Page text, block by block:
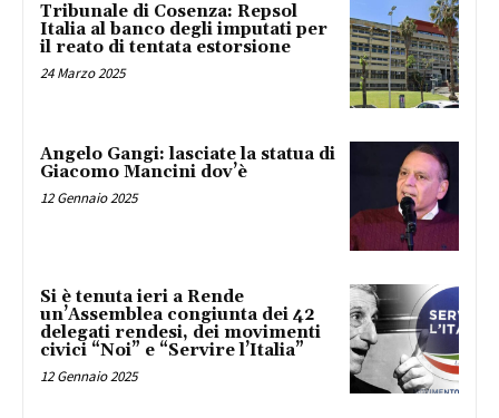
Tribunale di Cosenza: Repsol
Italia al banco degli imputati per
il reato di tentata estorsione
24 Marzo 2025
Angelo Gangi: lasciate la statua di
Giacomo Mancini dov’è
12 Gennaio 2025
Si è tenuta ieri a Rende
un’Assemblea congiunta dei 42
delegati rendesi, dei movimenti
civici “Noi” e “Servire l’Italia”
12 Gennaio 2025